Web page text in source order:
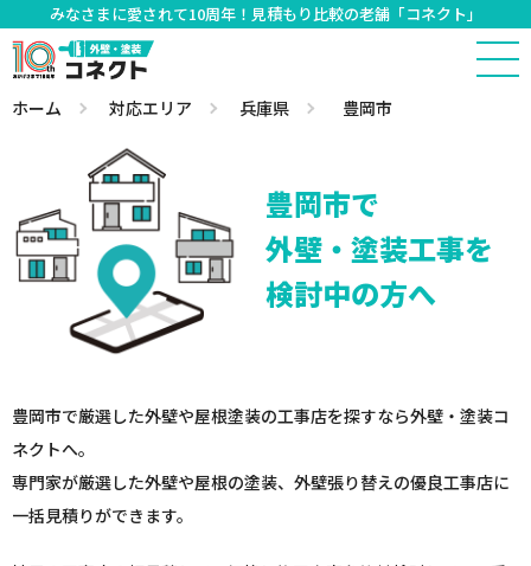
みなさまに愛されて10周年！見積もり比較の老舗「コネクト」
ホーム 対応エリア 兵庫県 豊岡市
豊岡市で
外壁・塗装工事を
検討中の方へ
豊岡市で厳選した外壁や屋根塗装の工事店を探すなら外壁・塗装コ
ネクトへ。
専門家が厳選した外壁や屋根の塗装、外壁張り替えの優良工事店に
一括見積りができます。